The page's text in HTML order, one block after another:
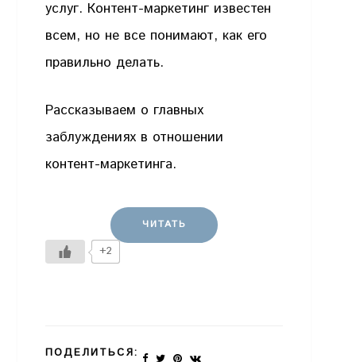
услуг. Контент-маркетинг известен
всем, но не все понимают, как его
правильно делать.
Рассказываем о главных
заблуждениях в отношении
контент-маркетинга.
ЧИТАТЬ
+2
ПОДЕЛИТЬСЯ: